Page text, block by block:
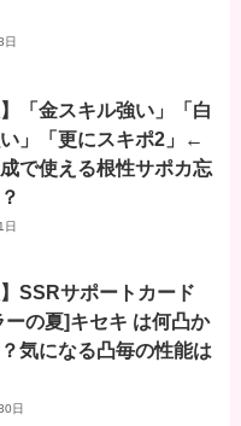
日
】「金スキル強い」「白
」「更にスキポ2」←
で使える根性サポカ忘
日
】SSRサポートカード
ーの夏]キセキ は何凸か
気になる凸毎の性能は
日